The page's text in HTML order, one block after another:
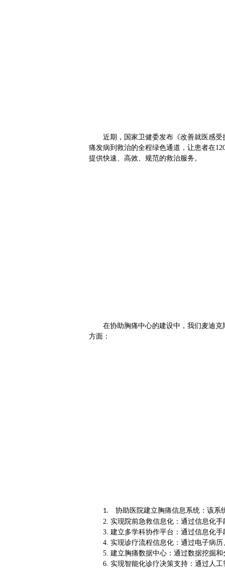
近期，国家卫健委发布《改善就医感
痛发病到救治的全程绿色通道，让患者在
提供快速、高效、规范的救治服务。
在协助胸痛中心的建设中，我们麦迪
方面：
1.
协助医院建立胸痛信息系统：该系
2. 实现院前急救信息化：通过信息化
3. 建立多学科协作平台：通过信息化
4. 实现诊疗流程信息化：通过电子病
5. 建立胸痛数据中心：通过数据挖掘
6. 实现智能化诊疗决策支持：通过人